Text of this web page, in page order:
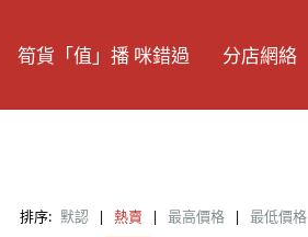
筍貨「值」播 咪錯過 分店網絡
排序: 默認 | 熱賣 | 最高價格 | 最低價格